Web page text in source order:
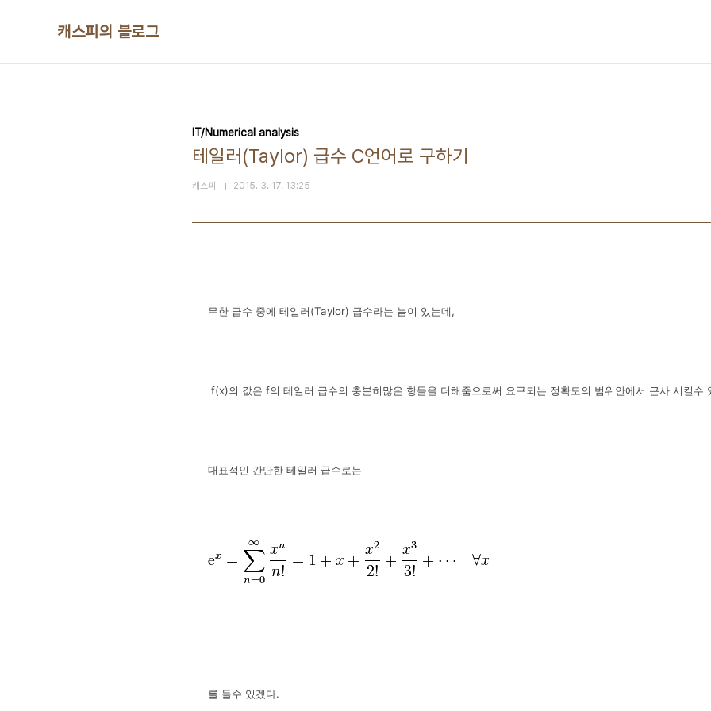
캐스피의 블로그
IT/Numerical analysis
테일러(Taylor) 급수 C언어로 구하기
캐스피 2015. 3. 17. 13:25
무한 급수 중에 테일러(Taylor) 급수라는 놈이 있는데,
f(x)의 값은 f의 테일러 급수의 충분히많은 항들을 더해줌으로써 요구되는 정확도의 범위안에서 근사 시킬수
대표적인 간단한 테일러 급수로는
를 들수 있겠다.